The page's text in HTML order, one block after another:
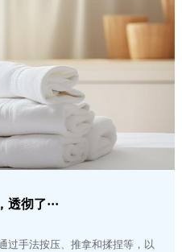
彻了···
过手法按压、推拿和揉捏等，以